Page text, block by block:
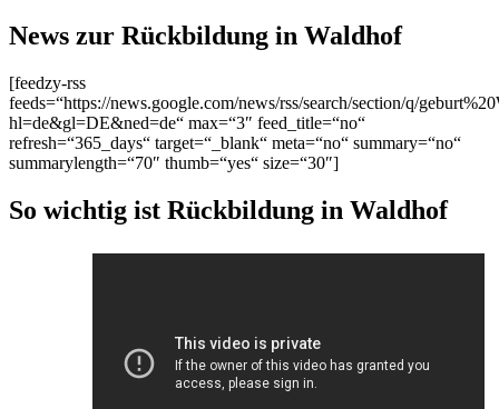
News zur Rückbildung in Waldhof
[feedzy-rss
feeds=“https://news.google.com/news/rss/search/section/q/
hl=de&gl=DE&ned=de“ max=“3″ feed_title=“no“
refresh=“365_days“ target=“_blank“ meta=“no“ summary=“no“
summarylength=“70″ thumb=“yes“ size=“30″]
So wichtig ist Rückbildung in Waldhof